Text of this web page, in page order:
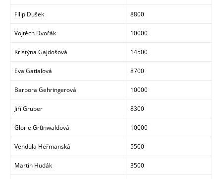
Filip Dušek 8800
Vojtěch Dvořák 10000
Kristýna Gajdošová 14500
Eva Gatialová 8700
Barbora Gehringerová 10000
Jiří Gruber 8300
Glorie Grűnwaldová 10000
Vendula Heřmanská 5500
Martin Hudák 3500